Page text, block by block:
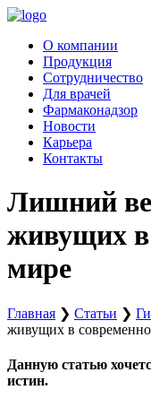
Перейти
содержимому
О компании
Продукция
Сотрудничество
Для врачей
Фармаконадзор
Новости
Карьера
Контакты
Лишний
живущих в
мире
Главная ❯ Статьи ❯
живущих в
Данную статью
истин.